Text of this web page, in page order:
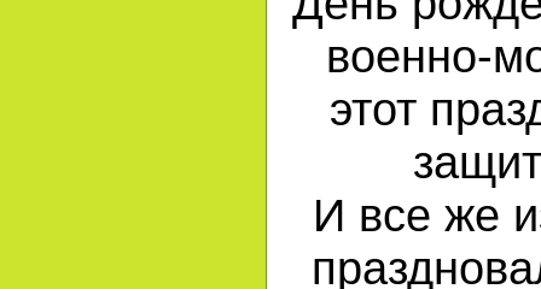
военно-
этот
И все же